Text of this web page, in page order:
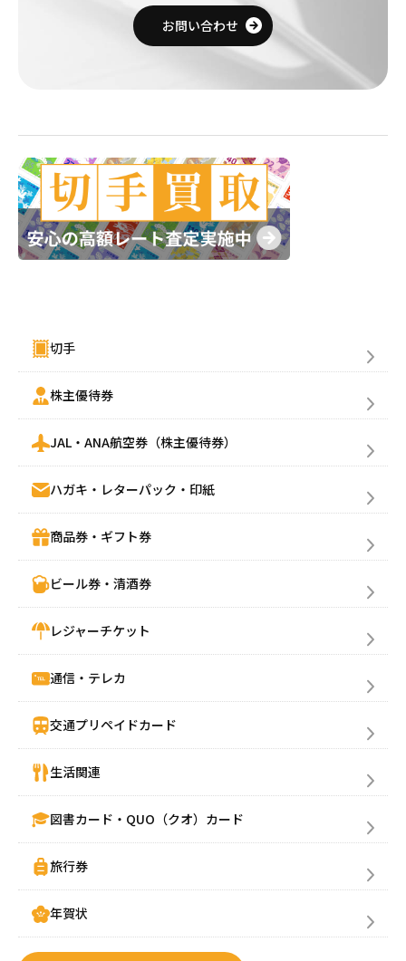
切手
株主優待券
JAL・ANA航空券（株主優待券）
ハガキ・レターパック・印紙
商品券・ギフト券
ビール券・清酒券
レジャーチケット
通信・テレカ
交通プリペイドカード
生活関連
図書カード・QUO（クオ）カード
旅行券
年賀状
お問い合わせ